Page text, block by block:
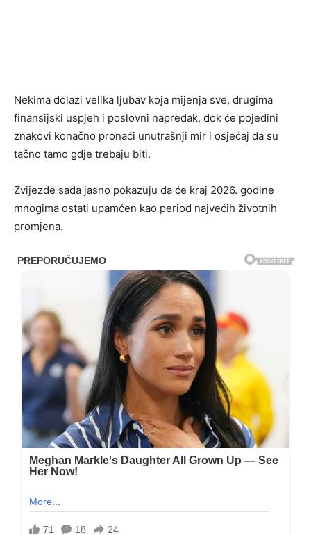
Nekima dolazi velika ljubav koja mijenja sve, drugima
finansijski uspjeh i poslovni napredak, dok će pojedini
znakovi konačno pronaći unutrašnji mir i osjećaj da su
tačno tamo gdje trebaju biti.
Zvijezde sada jasno pokazuju da će kraj 2026. godine
mnogima ostati upamćen kao period najvećih životnih
promjena.